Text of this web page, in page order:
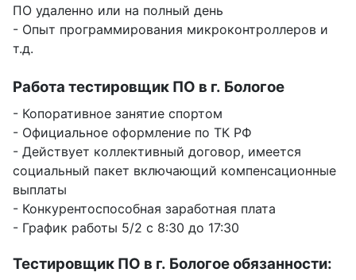
ПО удаленно или на полный день
- Опыт программирования микроконтроллеров и
т.д.
Работа тестировщик ПО в г. Бологое
- Копоративное занятие спортом
- Официальное оформление по ТК РФ
- Действует коллективный договор, имеется
социальный пакет включающий компенсационные
выплаты
- Конкурентоспособная заработная плата
- График работы 5/2 с 8:30 до 17:30
Тестировщик ПО в г. Бологое обязанности: